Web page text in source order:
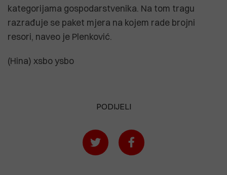
kategorijama gospodarstvenika. Na tom tragu
razrađuje se paket mjera na kojem rade brojni
resori, naveo je Plenković.
(Hina) xsbo ysbo
PODIJELI